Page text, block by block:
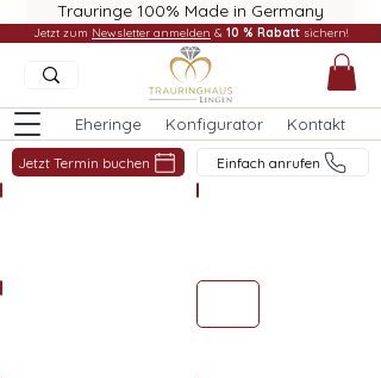
Trauringe 100% Made in Germany
Eheringe Konfigurator Kontakt
Jetzt Termin buchen Einfach anrufen
Jetzt zum Newsletter anmelden & 10 % Rabatt sichern!
Colliers Schmuck